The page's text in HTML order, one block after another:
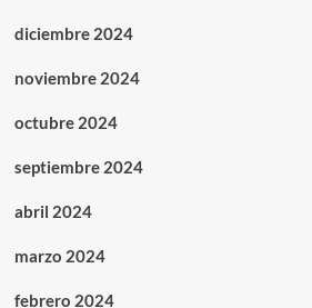
diciembre 2024
noviembre 2024
octubre 2024
septiembre 2024
abril 2024
marzo 2024
febrero 2024